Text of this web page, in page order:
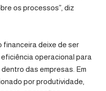
os processos”, diz
financeira deixe de ser
operacional para
das empresas. Em
por produtividade,